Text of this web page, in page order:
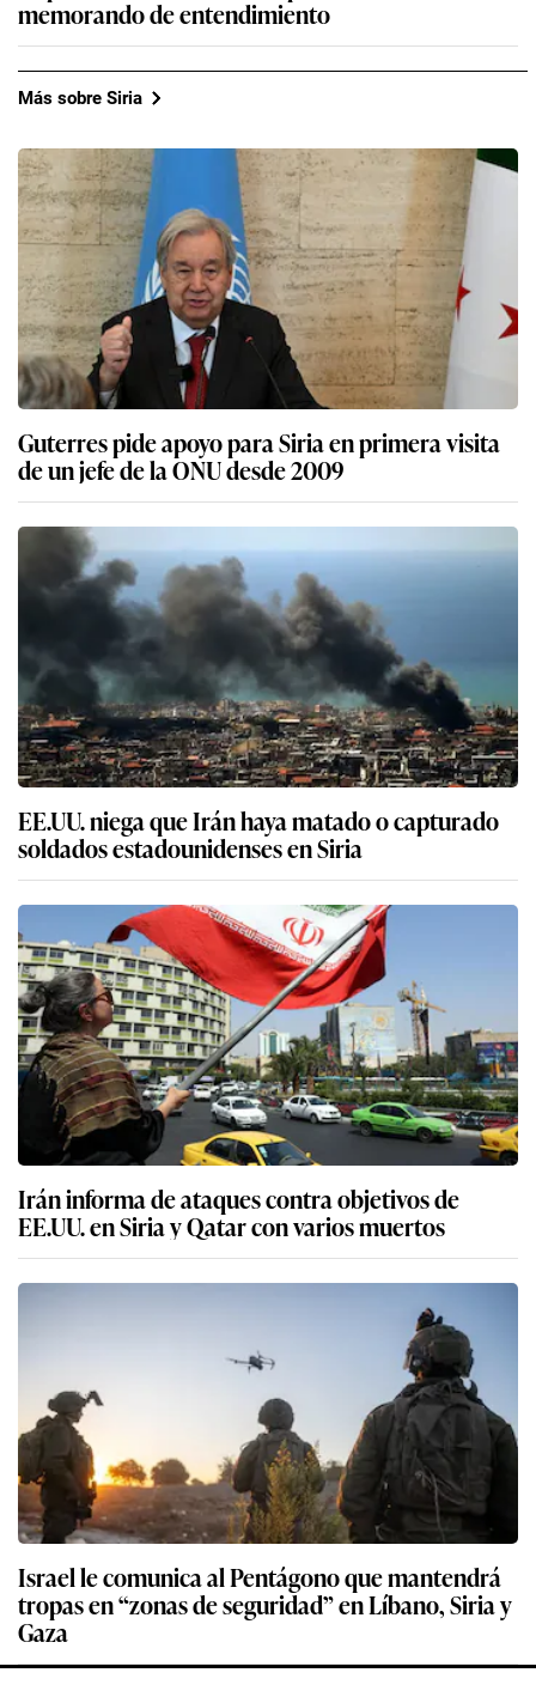
memorando de entendimiento
Más sobre Siria
Guterres pide apoyo para Siria en primera visita
de un jefe de la ONU desde 2009
EE.UU. niega que Irán haya matado o capturado
soldados estadounidenses en Siria
Irán informa de ataques contra objetivos de
EE.UU. en Siria y Qatar con varios muertos
Israel le comunica al Pentágono que mantendrá
tropas en “zonas de seguridad” en Líbano, Siria y
Gaza